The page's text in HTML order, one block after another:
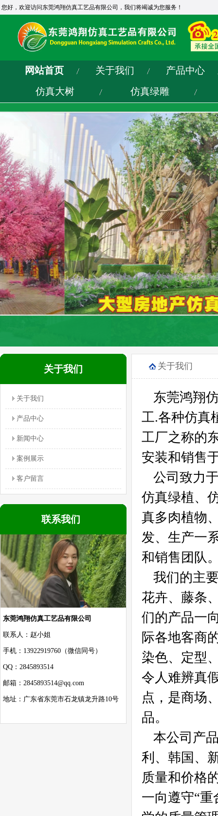
您好，欢迎访问东莞鸿翔仿真工艺品有限公司，我们将竭诚为您服务！
网站首页 关于我们
产品中心
仿真大树
仿真绿雕
关于我们
关于我们
产品中心
新闻中心
案例展示
客户留言
联系我们
东莞鸿翔仿真工艺品有限公司
联系人：赵小姐
手机：13922919760（微信同号）
QQ：2845893514
邮箱：2845893514@qq.com
地址：广东省东莞市石龙镇龙升路10号
关于我们
东莞鸿翔
工.各种仿真
工厂之称的
安装和销售
公司致力
仿真绿植、
真多肉植物
发、生产一
和销售团队
我们的主
花卉、藤条
们的产品一
际各地客商
染色、定型
令人难辨真
点，是商场
品。
本公司产
利、韩国、
质量和价格
一向遵守“